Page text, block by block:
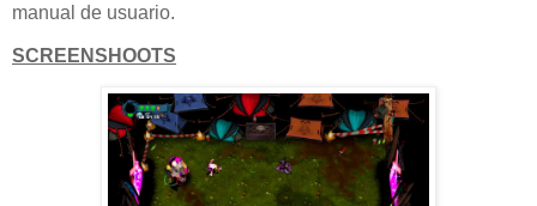
manual de usuario.
SCREENSHOOTS